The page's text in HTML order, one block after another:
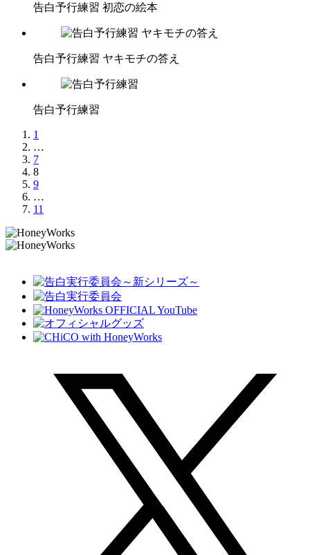
告白予行練習 初恋の絵本
告白予行練習 ヤキモチの答え
告白予行練習
1
…
7
8
9
…
11